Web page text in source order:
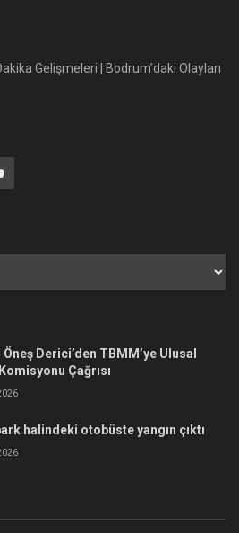
Gelişmeleri | Bodrum’daki Olayları
Derici’den TBMM’ye Ulusal
Çağrısı
halindeki otobüste yangın çıktı